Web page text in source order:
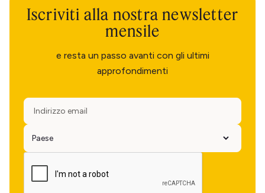
Iscriviti alla nostra newsletter
mensile
e resta un passo avanti con gli ultimi
approfondimenti